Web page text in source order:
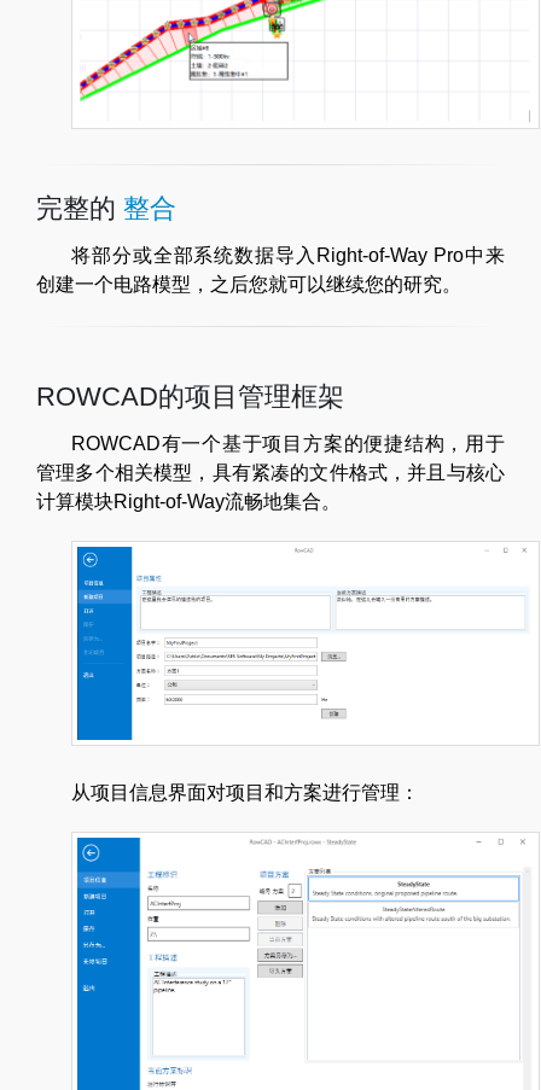
完整的 整合
将部分或全部系统数据导入Right-of-Way Pro中来
创建一个电路模型，之后您就可以继续您的研究。
ROWCAD的项目管理框架
ROWCAD有一个基于项目方案的便捷结构，用于
管理多个相关模型，具有紧凑的文件格式，并且与核心
计算模块Right-of-Way流畅地集合。
从项目信息界面对项目和方案进行管理：